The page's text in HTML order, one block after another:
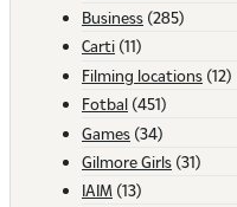
Business (285)
Carti (11)
Filming locations (12)
Fotbal (451)
Games (34)
Gilmore Girls (31)
IAIM (13)